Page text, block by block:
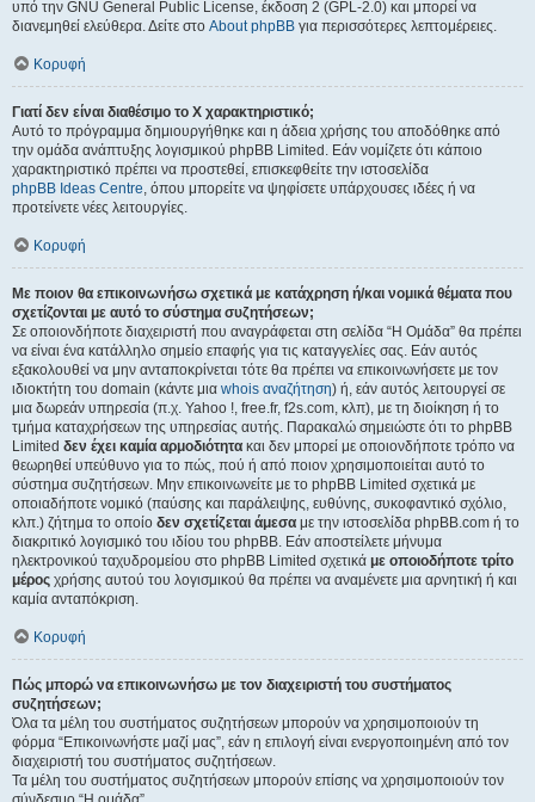
υπό την GNU General Public License, έκδοση 2 (GPL-2.0) και μπορεί να
διανεμηθεί ελεύθερα. Δείτε στο About phpBB για περισσότερες λεπτομέρειες.
Κορυφή
Γιατί δεν είναι διαθέσιμο το Χ χαρακτηριστικό;
Αυτό το πρόγραμμα δημιουργήθηκε και η άδεια χρήσης του αποδόθηκε από
την ομάδα ανάπτυξης λογισμικού phpBB Limited. Εάν νομίζετε ότι κάποιο
χαρακτηριστικό πρέπει να προστεθεί, επισκεφθείτε την ιστοσελίδα
phpBB Ideas Centre, όπου μπορείτε να ψηφίσετε υπάρχουσες ιδέες ή να
προτείνετε νέες λειτουργίες.
Κορυφή
Με ποιον θα επικοινωνήσω σχετικά με κατάχρηση ή/και νομικά θέματα που
σχετίζονται με αυτό το σύστημα συζητήσεων;
Σε οποιονδήποτε διαχειριστή που αναγράφεται στη σελίδα “Η Ομάδα” θα πρέπει
να είναι ένα κατάλληλο σημείο επαφής για τις καταγγελίες σας. Εάν αυτός
εξακολουθεί να μην ανταποκρίνεται τότε θα πρέπει να επικοινωνήσετε με τον
ιδιοκτήτη του domain (κάντε μια whois αναζήτηση) ή, εάν αυτός λειτουργεί σε
μια δωρεάν υπηρεσία (π.χ. Yahoo !, free.fr, f2s.com, κλπ), με τη διοίκηση ή το
τμήμα καταχρήσεων της υπηρεσίας αυτής. Παρακαλώ σημειώστε ότι το phpBB
Limited δεν έχει καμία αρμοδιότητα και δεν μπορεί με οποιονδήποτε τρόπο να
θεωρηθεί υπεύθυνο για το πώς, πού ή από ποιον χρησιμοποιείται αυτό το
σύστημα συζητήσεων. Μην επικοινωνείτε με το phpBB Limited σχετικά με
οποιαδήποτε νομικό (παύσης και παράλειψης, ευθύνης, συκοφαντικό σχόλιο,
κλπ.) ζήτημα το οποίο δεν σχετίζεται άμεσα με την ιστοσελίδα phpBB.com ή το
διακριτικό λογισμικό του ιδίου του phpBB. Εάν αποστείλετε μήνυμα
ηλεκτρονικού ταχυδρομείου στο phpBB Limited σχετικά με οποιοδήποτε τρίτο
μέρος χρήσης αυτού του λογισμικού θα πρέπει να αναμένετε μια αρνητική ή και
καμία ανταπόκριση.
Κορυφή
Πώς μπορώ να επικοινωνήσω με τον διαχειριστή του συστήματος
συζητήσεων;
Όλα τα μέλη του συστήματος συζητήσεων μπορούν να χρησιμοποιούν τη
φόρμα “Επικοινωνήστε μαζί μας”, εάν η επιλογή είναι ενεργοποιημένη από τον
διαχειριστή του συστήματος συζητήσεων.
Τα μέλη του συστήματος συζητήσεων μπορούν επίσης να χρησιμοποιούν τον